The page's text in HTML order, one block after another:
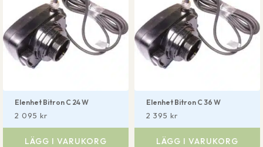
Elenhet Bitron C 24 W
2 095 kr
LÄGG I VARUKORG
Elenhet Bitron C 36 W
2 395 kr
LÄGG I VARUKORG